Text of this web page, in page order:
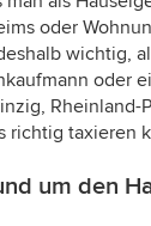
oder
wichtig,
oder
Rheinland-
richtig taxieren
um den